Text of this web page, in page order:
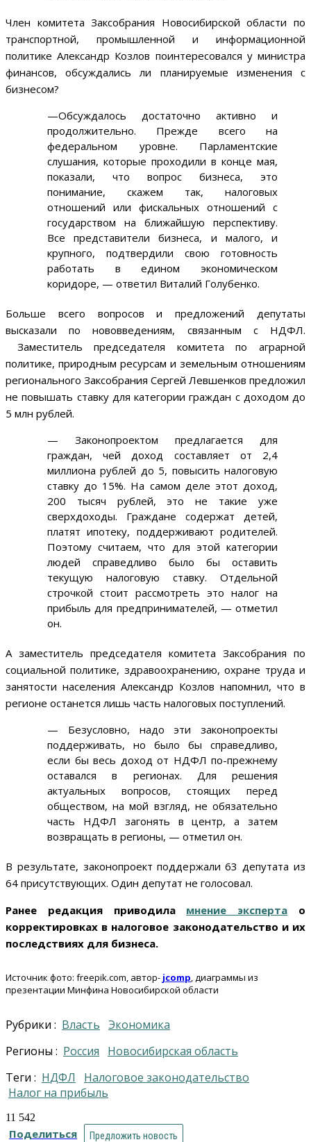
Член комитета Заксобрания Новосибирской области по
транспортной, промышленной и информационной
политике Александр Козлов поинтересовался у министра
финансов, обсуждались ли планируемые изменения с
бизнесом?
—Обсуждалось достаточно активно и
продолжительно. Прежде всего на
федеральном уровне. Парламентские
слушания, которые проходили в конце мая,
показали, что вопрос бизнеса, это
понимание, скажем так, налоговых
отношений или фискальных отношений с
государством на ближайшую перспективу.
Все представители бизнеса, и малого, и
крупного, подтвердили свою готовность
работать в едином экономическом
коридоре, — ответил Виталий Голубенко.
Больше всего вопросов и предложений депутаты
высказали по нововведениям, связанным с НДФЛ.
Заместитель председателя комитета по аграрной
политике, природным ресурсам и земельным отношениям
регионального Заксобрания Сергей Левшенков предложил
не повышать ставку для категории граждан с доходом до
5 млн рублей.
— Законопроектом предлагается для
граждан, чей доход составляет от 2,4
миллиона рублей до 5, повысить налоговую
ставку до 15%. На самом деле этот доход,
200 тысяч рублей, это не такие уже
сверхдоходы. Граждане содержат детей,
платят ипотеку, поддерживают родителей.
Поэтому считаем, что для этой категории
людей справедливо было бы оставить
текущую налоговую ставку. Отдельной
строчкой стоит рассмотреть это налог на
прибыль для предпринимателей, — отметил
он.
А заместитель председателя комитета Заксобрания по
социальной политике, здравоохранению, охране труда и
занятости населения Александр Козлов напомнил, что в
регионе останется лишь часть налоговых поступлений.
— Безусловно, надо эти законопроекты
поддерживать, но было бы справедливо,
если бы весь доход от НДФЛ по-прежнему
оставался в регионах. Для решения
актуальных вопросов, стоящих перед
обществом, на мой взгляд, не обязательно
часть НДФЛ загонять в центр, а затем
возвращать в регионы, — отметил он.
В результате, законопроект поддержали 63 депутата из
64 присутствующих. Один депутат не голосовал.
Ранее редакция приводила мнение эксперта о
корректировках в налоговое законодательство и их
последствиях для бизнеса.
Источник фото: freepik.com, автор- jcomp, диаграммы из
презентации Минфина Новосибирской области
Рубрики : Власть
Экономика
Регионы :
Россия
Новосибирская область
Теги :
НДФЛ
налоговое законодательство
налог на прибыль
11 542
Поделиться Предложить новость